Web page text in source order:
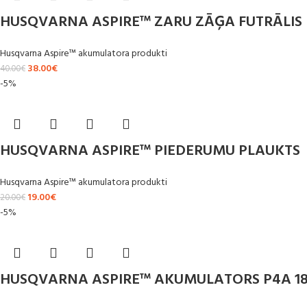
HUSQVARNA ASPIRE™ ZARU ZĀĢA FUTRĀLIS
Husqvarna Aspire™ akumulatora produkti
40.00€ 38.00€
-5%
HUSQVARNA ASPIRE™ PIEDERUMU PLAUKTS
Husqvarna Aspire™ akumulatora produkti
20.00€ 19.00€
-5%
HUSQVARNA ASPIRE™ AKUMULATORS P4A